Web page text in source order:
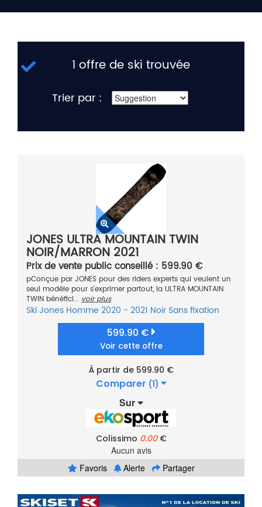
1 offre de ski trouvée
Trier par :
JONES ULTRA MOUNTAIN TWIN
NOIR/MARRON 2021
Prix de vente public conseillé : 599.90 €
pConçue par JONES pour des riders experts qui veulent un
seul modèle pour s'exprimer partout, la ULTRA MOUNTAIN
TWIN bénéfici... voir plus
SkiJones Homme 2020 - 2021 Noir Sans fixation
599.90 €
Voir cette offre
À partir de 599.90 €
Comparer (1)
Sur
Colissimo 0.00€
Aucun avis
Favoris
Alerte Partager